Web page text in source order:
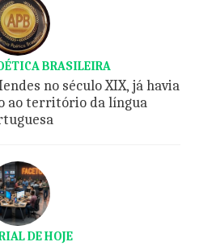
BRASILEIRA
no século XIX, já havia
ao território da língua
DE HOJE